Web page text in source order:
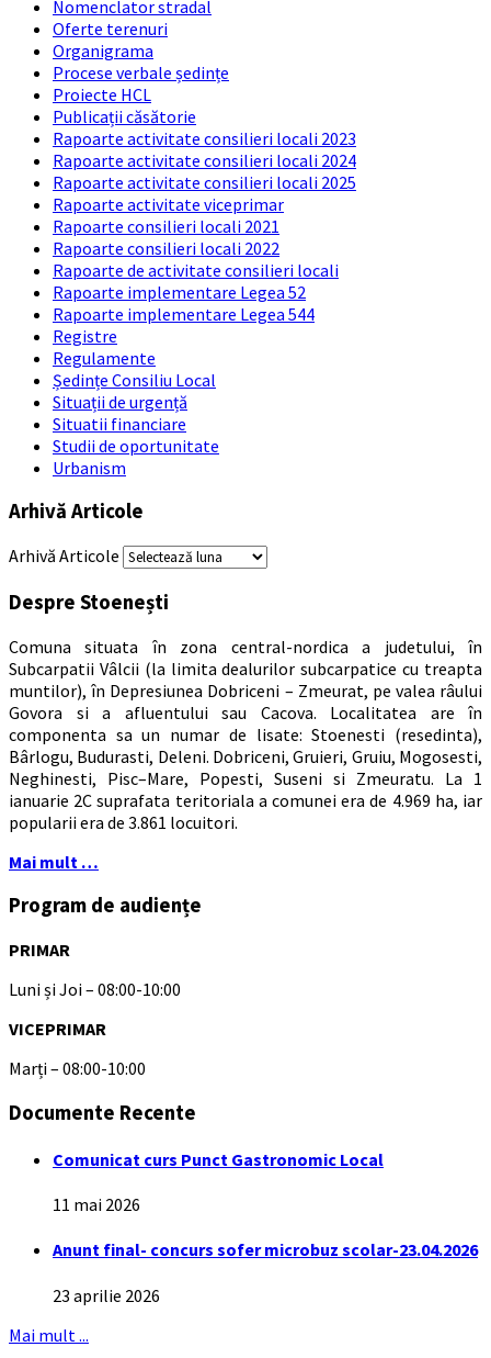
Nomenclator stradal
Oferte terenuri
Organigrama
Procese verbale ședințe
Proiecte HCL
Publicații căsătorie
Rapoarte activitate consilieri locali 2023
Rapoarte activitate consilieri locali 2024
Rapoarte activitate consilieri locali 2025
Rapoarte activitate viceprimar
Rapoarte consilieri locali 2021
Rapoarte consilieri locali 2022
Rapoarte de activitate consilieri locali
Rapoarte implementare Legea 52
Rapoarte implementare Legea 544
Registre
Regulamente
Ședințe Consiliu Local
Situații de urgență
Situatii financiare
Studii de oportunitate
Urbanism
Arhivă Articole
Arhivă Articole
Despre Stoenești
Comuna situata în zona central-nordica a judetului, în
Subcarpatii Vâlcii (la limita dealurilor subcarpatice cu treapta
muntilor), în Depresiunea Dobriceni – Zmeurat, pe valea râului
Govora si a afluentului sau Cacova. Localitatea are în
componenta sa un numar de lisate: Stoenesti (resedinta),
Bârlogu, Budurasti, Deleni. Dobriceni, Gruieri, Gruiu, Mogosesti,
Neghinesti, Pisc–Mare, Popesti, Suseni si Zmeuratu. La 1
ianuarie 2C suprafata teritoriala a comunei era de 4.969 ha, iar
popularii era de 3.861 locuitori.
Mai mult …
Program de audiențe
PRIMAR
Luni și Joi – 08:00-10:00
VICEPRIMAR
Marți – 08:00-10:00
Documente Recente
Comunicat curs Punct Gastronomic Local
11 mai 2026
Anunt final- concurs sofer microbuz scolar-23.04.2026
23 aprilie 2026
Mai mult ...